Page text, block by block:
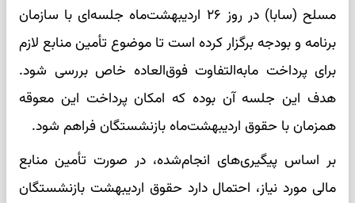
مسلح (سابا) در روز ۲۶ اردیبهشت‌ماه جلسه‌ای با سازمان
برنامه و بودجه برگزار کرده است تا موضوع تأمین منابع لازم
برای پرداخت مابه‌التفاوت فوق‌العاده خاص بررسی شود.
هدف این جلسه آن بوده که امکان پرداخت این معوقه
همزمان با حقوق اردیبهشت‌ماه بازنشستگان فراهم شود.
بر اساس پیگیری‌های انجام‌شده، در صورت تأمین منابع
مالی مورد نیاز، احتمال دارد حقوق اردیبهشت بازنشستگان